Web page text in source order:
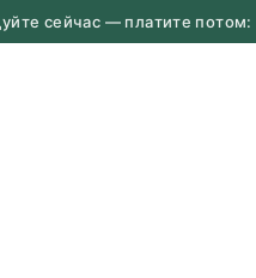
сейчас — платите потом: